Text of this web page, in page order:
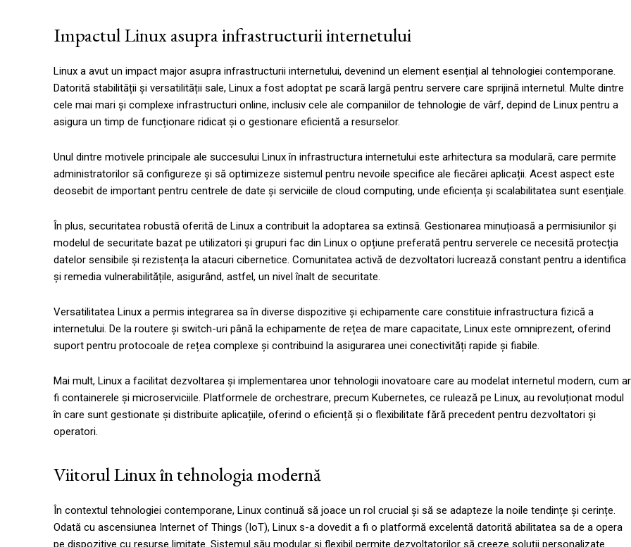
Impactul Linux asupra infrastructurii internetului
Linux a avut un impact major asupra infrastructurii internetului, devenind un element esențial al tehnologiei contemporane.
Datorită stabilității și versatilității sale, Linux a fost adoptat pe scară largă pentru servere care sprijină internetul. Multe dintre
cele mai mari și complexe infrastructuri online, inclusiv cele ale companiilor de tehnologie de vârf, depind de Linux pentru a
asigura un timp de funcționare ridicat și o gestionare eficientă a resurselor.
Unul dintre motivele principale ale succesului Linux în infrastructura internetului este arhitectura sa modulară, care permite
administratorilor să configureze și să optimizeze sistemul pentru nevoile specifice ale fiecărei aplicații. Acest aspect este
deosebit de important pentru centrele de date și serviciile de cloud computing, unde eficiența și scalabilitatea sunt esențiale.
În plus, securitatea robustă oferită de Linux a contribuit la adoptarea sa extinsă. Gestionarea minuțioasă a permisiunilor și
modelul de securitate bazat pe utilizatori și grupuri fac din Linux o opțiune preferată pentru serverele ce necesită protecția
datelor sensibile și rezistența la atacuri cibernetice. Comunitatea activă de dezvoltatori lucrează constant pentru a identifica
și remedia vulnerabilitățile, asigurând, astfel, un nivel înalt de securitate.
Versatilitatea Linux a permis integrarea sa în diverse dispozitive și echipamente care constituie infrastructura fizică a
internetului. De la routere și switch-uri până la echipamente de rețea de mare capacitate, Linux este omniprezent, oferind
suport pentru protocoale de rețea complexe și contribuind la asigurarea unei conectivități rapide și fiabile.
Mai mult, Linux a facilitat dezvoltarea și implementarea unor tehnologii inovatoare care au modelat internetul modern, cum ar
fi containerele și microserviciile. Platformele de orchestrare, precum Kubernetes, ce rulează pe Linux, au revoluționat modul
în care sunt gestionate și distribuite aplicațiile, oferind o eficiență și o flexibilitate fără precedent pentru dezvoltatori și
operatori.
Viitorul Linux în tehnologia modernă
În contextul tehnologiei contemporane, Linux continuă să joace un rol crucial și să se adapteze la noile tendințe și cerințe.
Odată cu ascensiunea Internet of Things (IoT), Linux s-a dovedit a fi o platformă excelentă datorită abilitatea sa de a opera
pe dispozitive cu resurse limitate. Sistemul său modular și flexibil permite dezvoltatorilor să creeze soluții personalizate